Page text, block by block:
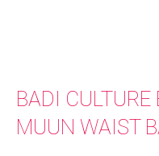
BADI
MUUN WAIST